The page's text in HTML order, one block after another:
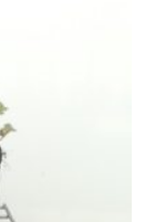
on
the
page